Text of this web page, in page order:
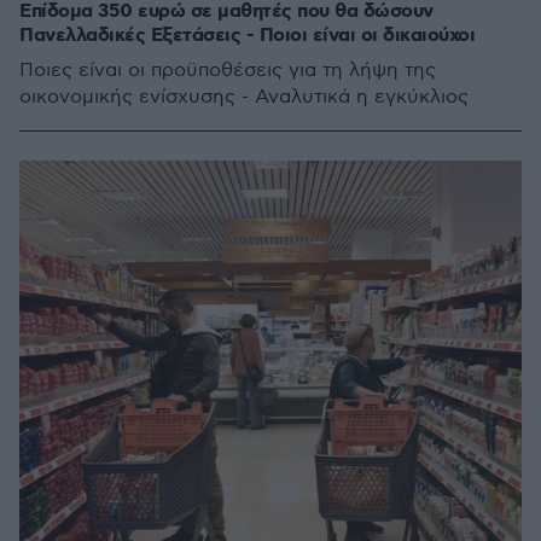
Επίδομα 350 ευρώ σε μαθητές που θα δώσουν
Πανελλαδικές Εξετάσεις - Ποιοι είναι οι δικαιούχοι
Ποιες είναι οι προϋποθέσεις για τη λήψη της
οικονομικής ενίσχυσης - Αναλυτικά η εγκύκλιος